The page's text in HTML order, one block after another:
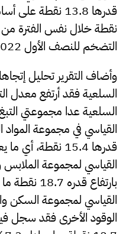
نقطة خلال نفس الفترة
التضخم للنصف الأول 2022 نسبة (5.1%).
وأضاف التقرير تحليل
السلعية فقد أرتفع
السلعية عدا مجموعتي
القياسي لمجموعة السكن